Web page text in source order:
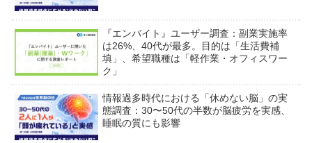
『エンバイト』ユーザー調査：副業実施率
は26%、40代が最多。目的は「生活費補
填」、希望職種は「軽作業・オフィスワー
ク」
情報過多時代における「休めない脳」の実
態調査：30〜50代の半数が脳疲労を実感、
睡眠の質にも影響